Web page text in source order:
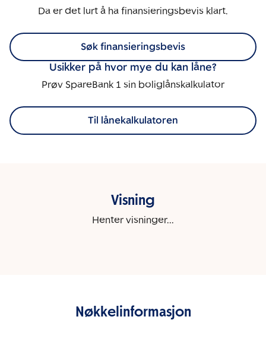
Da er det lurt å ha finansieringsbevis klart.
Søk finansieringsbevis
Usikker på hvor mye du kan låne?
Prøv SpareBank 1 sin boliglånskalkulator
Til lånekalkulatoren
Visning
Henter visninger...
Nøkkelinformasjon